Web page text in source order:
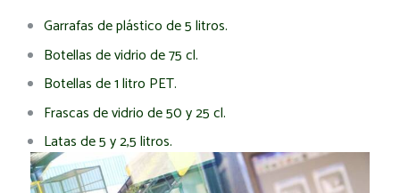
Garrafas de plástico de 5 litros.
Botellas de vidrio de 75 cl.
Botellas de 1 litro PET.
Frascas de vidrio de 50 y 25 cl.
Latas de 5 y 2,5 litros.